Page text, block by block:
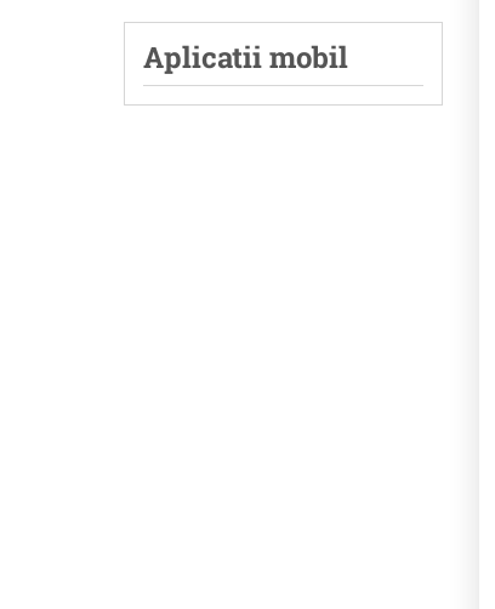
Aplicatii mobil